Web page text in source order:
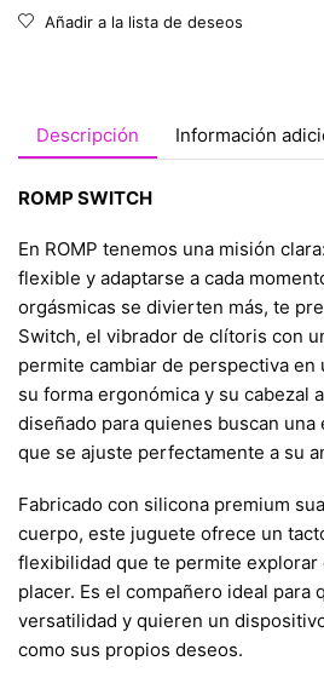
Añadir a la lista de deseos
Descripción Información
ROMP SWITCH
En ROMP tenemos una misión
flexible y adaptarse a cada
orgásmicas se divierten más, te
Switch, el vibrador de clítoris con
permite cambiar de perspectiva en
su forma ergonómica y su cabezal
diseñado para quienes buscan
que se ajuste perfectamente a su
Fabricado con silicona premium
cuerpo, este juguete ofrece un
flexibilidad que te permite
placer. Es el compañero ideal para
versatilidad y quieren un
como sus propios deseos.